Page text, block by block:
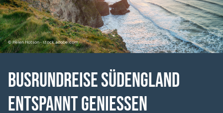
© Helen Hotson - stock.adobe.com
Busrundreise Südengland
entspannt geniessen